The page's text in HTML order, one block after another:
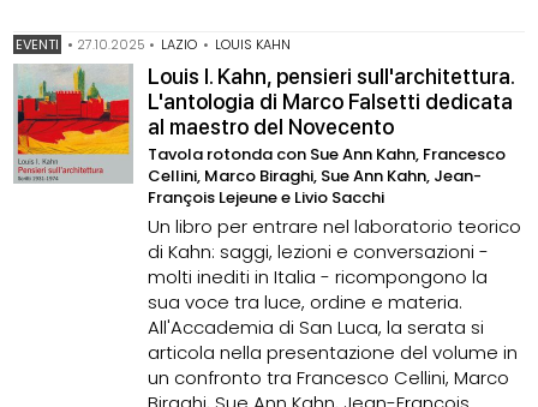
EVENTI • 27.10.2025 • LAZIO • LOUIS KAHN
Louis I. Kahn, pensieri sull'architettura.
L'antologia di Marco Falsetti dedicata
al maestro del Novecento
Tavola rotonda con Sue Ann Kahn, Francesco
Cellini, Marco Biraghi, Sue Ann Kahn, Jean-
François Lejeune e Livio Sacchi
Un libro per entrare nel laboratorio teorico
di Kahn: saggi, lezioni e conversazioni -
molti inediti in Italia - ricompongono la
sua voce tra luce, ordine e materia.
All'Accademia di San Luca, la serata si
articola nella presentazione del volume in
un confronto tra Francesco Cellini, Marco